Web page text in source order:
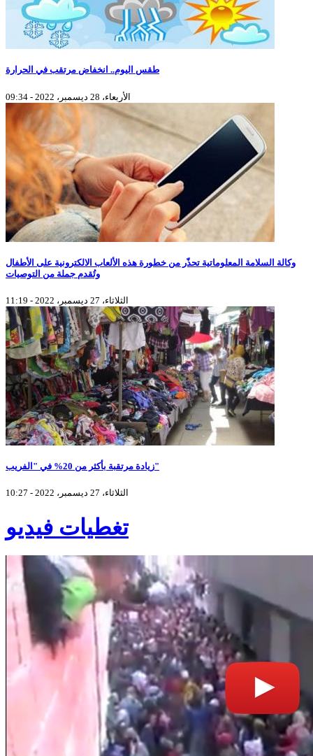
طقس اليوم.. انخفاض مرتقب في الحرارة
الأربعاء، 28 ديسمبر، 2022 - 09:34
وكالة السلامة المعلوماتية تحذّر من خطورة هذه الألعاب الالكترونية على الأطفال
وتُقدم جملة من التوصيات
الثلاثاء، 27 ديسمبر، 2022 - 11:19
زيادة مرتقبة بأكثر من 20% في "الفريب"
الثلاثاء، 27 ديسمبر، 2022 - 10:27
تغطيات فيديو